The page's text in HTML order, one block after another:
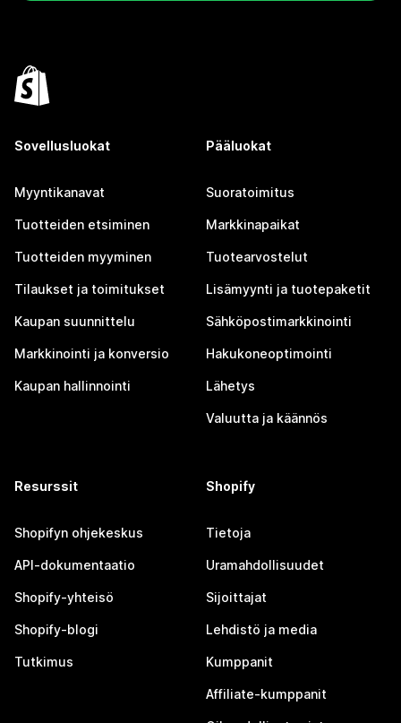
Sovellusluokat
Myyntikanavat
Tuotteiden etsiminen
Tuotteiden myyminen
Tilaukset ja toimitukset
Kaupan suunnittelu
Markkinointi ja konversio
Kaupan hallinnointi
Pääluokat
Suoratoimitus
Markkinapaikat
Tuotearvostelut
Lisämyynti ja tuotepaketit
Sähköpostimarkkinointi
Hakukoneoptimointi
Lähetys
Valuutta ja käännös
Resurssit
Shopifyn ohjekeskus
API-dokumentaatio
Shopify-yhteisö
Shopify-blogi
Tutkimus
Shopify
Tietoja
Uramahdollisuudet
Sijoittajat
Lehdistö ja media
Kumppanit
Affiliate-kumppanit